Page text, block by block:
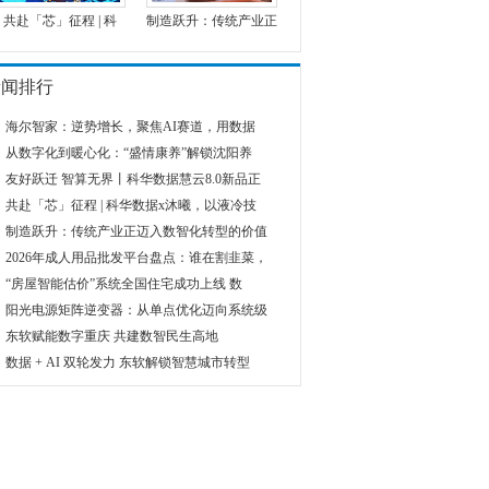
共赴「芯」征程 | 科 制造跃升：传统产业正
排行
​海尔智家：逆势增长，聚焦AI赛道，用数据
从数字化到暖心化：“盛情康养”解锁沈阳养
友好跃迁 智算无界丨科华数据慧云8.0新品正
共赴「芯」征程 | 科华数据x沐曦，以液冷技
制造跃升：传统产业正迈入数智化转型的价值
2026年成人用品批发平台盘点：谁在割韭菜，
“房屋智能估价”系统全国住宅成功上线 数
阳光电源矩阵逆变器：从单点优化迈向系统级
东软赋能数字重庆 共建数智民生高地
数据 + AI 双轮发力 东软解锁智慧城市转型